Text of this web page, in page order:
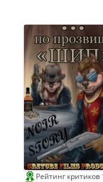
С
и
н
е
Г
о
мРейтинг критиков